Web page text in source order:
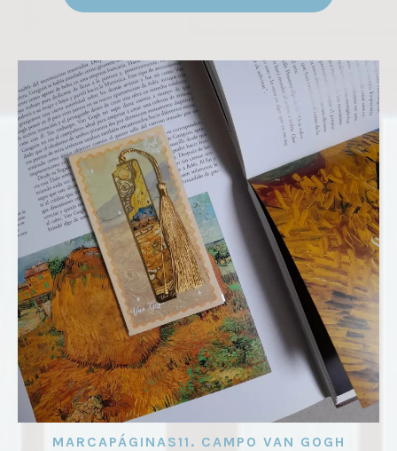
MARCAPÁGINAS11. CAMPO VAN GOGH